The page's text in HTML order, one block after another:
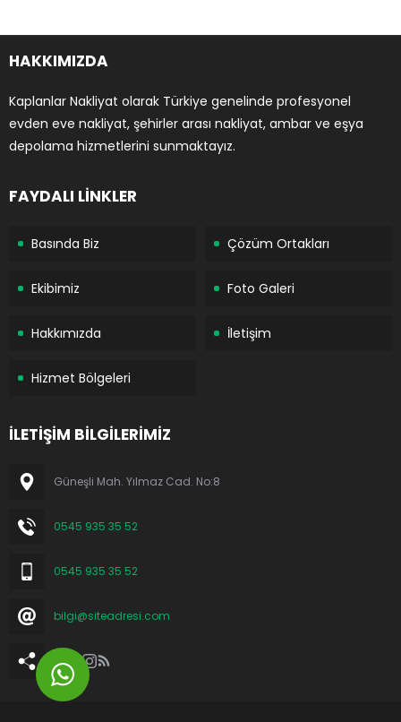
HAKKIMIZDA
Kaplanlar Nakliyat olarak Türkiye genelinde profesyonel
evden eve nakliyat, şehirler arası nakliyat, ambar ve eşya
depolama hizmetlerini sunmaktayız.
FAYDALI LİNKLER
Basında Biz Çözüm Ortakları
Ekibimiz Foto Galeri
Hakkımızda İletişim
Hizmet Bölgeleri
İLETİŞİM BİLGİLERİMİZ
Güneşli Mah. Yılmaz Cad. No:8
0545 935 35 52
0545 935 35 52
bilgi@siteadresi.com